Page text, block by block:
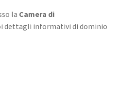
la Camera di
dettagli informativi di dominio